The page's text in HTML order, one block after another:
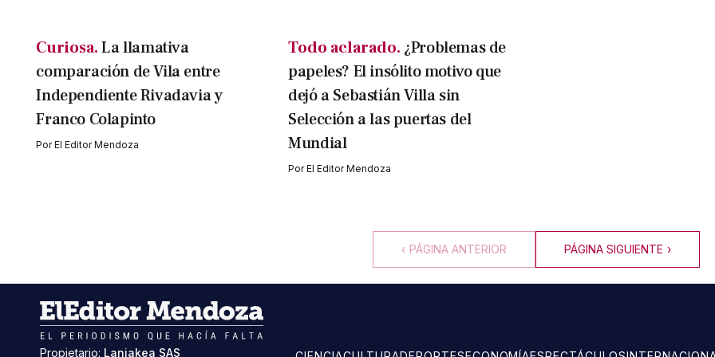
Curiosa. La llamativa
comparación de Vila entre
Independiente Rivadavia y
Franco Colapinto
PorEl Editor Mendoza
Todo aclarado. ¿Problemas de
papeles? El insólito motivo que
dejó a Sebastián Villa sin
Selección a las puertas del
Mundial
PorEl Editor Mendoza
‹ PÁGINA ANTERIOR PÁGINA SIGUIENTE ›
Propietario: Laniakea SAS